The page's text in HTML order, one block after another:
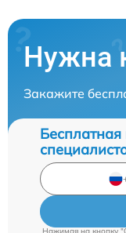
Нужна
Закажите
Бесплатная
Нажимая на кнопку